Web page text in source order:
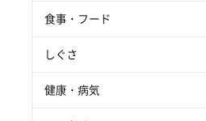
食事・フード
しぐさ
健康・病気